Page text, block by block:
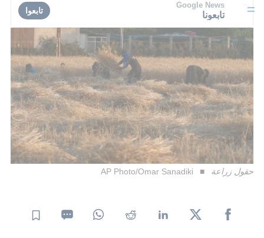
Google News
تابعونا تابعوا
حقول زراعة AP Photo/Omar Sanadiki